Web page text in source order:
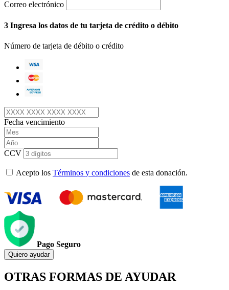
Correo electrónico
3 Ingresa los datos de tu tarjeta de crédito o débito
Número de tarjeta de débito o crédito
Fecha vencimiento
CCV
Acepto los Términos y condiciones de esta donación.
Pago Seguro
Quiero ayudar
OTRAS FORMAS DE AYUDAR